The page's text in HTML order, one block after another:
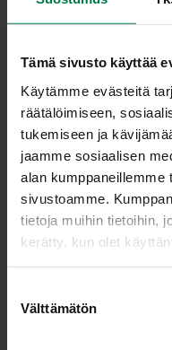
Tämä sivusto käyttää
Käytämme evästeitä
räätälöimiseen,
tukemiseen ja
jaamme sosiaalisen
alan kumppaneillemme
sivustoamme.
tietoja muihin tietoihin,
kerätty, kun olet
Välttämätön
Ota mango käteen
pitkittäin kolmeen
Leikkaa
keskimmäinen osa ja
kivestä. Viillä
kuperaksi. Irrota
Halkaise
kiivit ja banaani.
Kuumenna
pilkotut hedelmät.
kuumalla pannulla.
Koristele